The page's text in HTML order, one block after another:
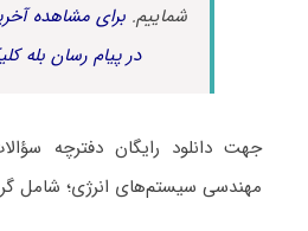
شماییم.برای مشاهده
در پیام رسان بله
جهت دانلود رایگان دفترچه
مهندسی سیستم‌های انرژی؛ شامل